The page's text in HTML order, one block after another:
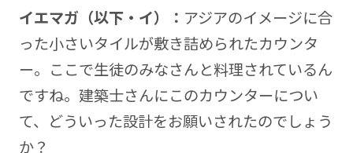
イエマガ（以下・イ）： アジアのイメージに合
った小さいタイルが敷き詰められたカウンタ
ー。ここで生徒のみなさんと料理されているん
ですね。建築士さんにこのカウンターについ
て、どういった設計をお願いされたのでしょう
か？